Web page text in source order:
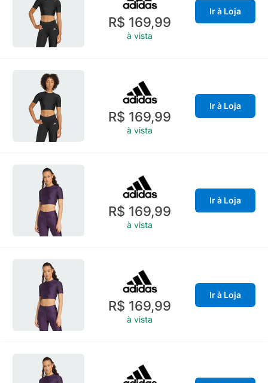
R$ 169,99
à vista
Ir à Loja
R$ 169,99
à vista
Ir à Loja
R$ 169,99
à vista
Ir à Loja
R$ 169,99
à vista
Ir à Loja